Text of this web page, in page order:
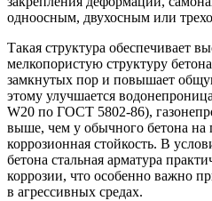
одноосным, двухосным или
Такая структура обеспечивает
мелкопористую структуру
замкнутых пор и повышает
этому улучшается
W20 по ГОСТ 5802-86),
выше, чем у обычного бетона на
коррозионная стойкость. В
бетона стальная арматура
коррозии, что особенно важно
в агрессивных средах.